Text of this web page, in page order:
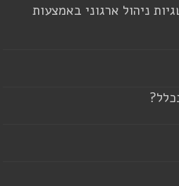
ניהול ארגוני באמצעות